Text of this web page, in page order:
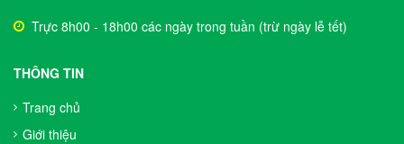
Trực 8h00 - 18h00 các ngày trong tuần (trừ ngày lễ tết)
THÔNG TIN
Trang chủ
Giới thiệu